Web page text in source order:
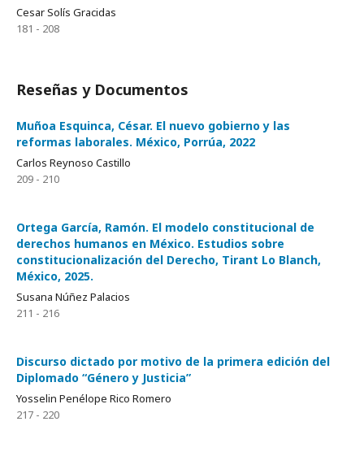
Cesar Solís Gracidas
181 - 208
Reseñas y Documentos
Muñoa Esquinca, César. El nuevo gobierno y las
reformas laborales. México, Porrúa, 2022
Carlos Reynoso Castillo
209 - 210
Ortega García, Ramón. El modelo constitucional de
derechos humanos en México. Estudios sobre
constitucionalización del Derecho, Tirant Lo Blanch,
México, 2025.
Susana Núñez Palacios
211 - 216
Discurso dictado por motivo de la primera edición del
Diplomado “Género y Justicia”
Yosselin Penélope Rico Romero
217 - 220